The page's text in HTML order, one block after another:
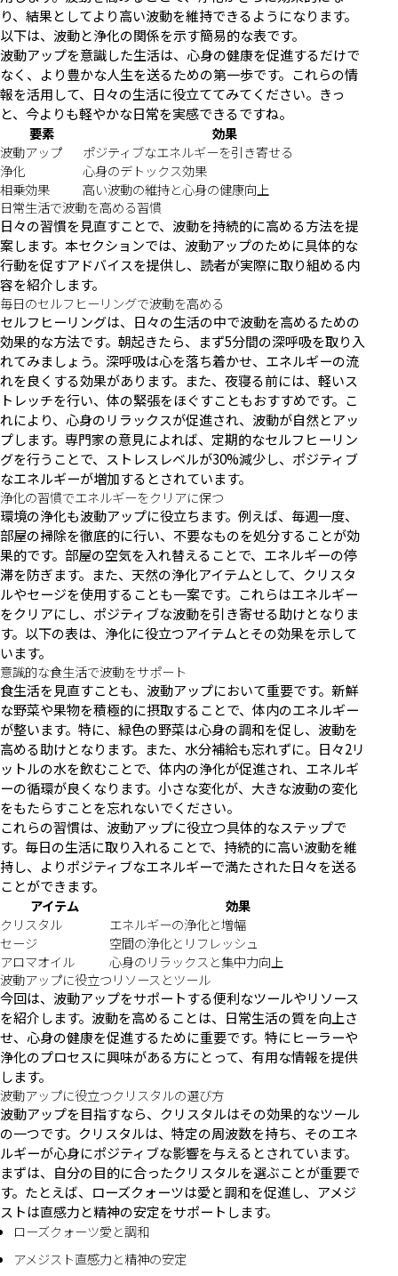
り、結果としてより高い波動を維持できるようになります。
以下は、波動と浄化の関係を示す簡易的な表です。
波動アップを意識した生活は、心身の健康を促進するだけで
なく、より豊かな人生を送るための第一歩です。これらの情
報を活用して、日々の生活に役立ててみてください。きっ
と、今よりも軽やかな日常を実感できるですね。
要素
効果
波動アップ
ポジティブなエネルギーを引き寄せる
浄化
心身のデトックス効果
相乗効果
高い波動の維持と心身の健康向上
日常生活で波動を高める習慣
日々の習慣を見直すことで、波動を持続的に高める方法を提
案します。本セクションでは、波動アップのために具体的な
行動を促すアドバイスを提供し、読者が実際に取り組める内
容を紹介します。
毎日のセルフヒーリングで波動を高める
セルフヒーリングは、日々の生活の中で波動を高めるための
効果的な方法です。朝起きたら、まず5分間の深呼吸を取り入
れてみましょう。深呼吸は心を落ち着かせ、エネルギーの流
れを良くする効果があります。また、夜寝る前には、軽いス
トレッチを行い、体の緊張をほぐすこともおすすめです。こ
れにより、心身のリラックスが促進され、波動が自然とアッ
プします。専門家の意見によれば、定期的なセルフヒーリン
グを行うことで、ストレスレベルが30%減少し、ポジティブ
なエネルギーが増加するとされています。
浄化の習慣でエネルギーをクリアに保つ
環境の浄化も波動アップに役立ちます。例えば、毎週一度、
部屋の掃除を徹底的に行い、不要なものを処分することが効
果的です。部屋の空気を入れ替えることで、エネルギーの停
滞を防ぎます。また、天然の浄化アイテムとして、クリスタ
ルやセージを使用することも一案です。これらはエネルギー
をクリアにし、ポジティブな波動を引き寄せる助けとなりま
す。以下の表は、浄化に役立つアイテムとその効果を示して
います。
意識的な食生活で波動をサポート
食生活を見直すことも、波動アップにおいて重要です。新鮮
な野菜や果物を積極的に摂取することで、体内のエネルギー
が整います。特に、緑色の野菜は心身の調和を促し、波動を
高める助けとなります。また、水分補給も忘れずに。日々2リ
ットルの水を飲むことで、体内の浄化が促進され、エネルギ
ーの循環が良くなります。小さな変化が、大きな波動の変化
をもたらすことを忘れないでください。
これらの習慣は、波動アップに役立つ具体的なステップで
す。毎日の生活に取り入れることで、持続的に高い波動を維
持し、よりポジティブなエネルギーで満たされた日々を送る
ことができます。
アイテム
効果
クリスタル
エネルギーの浄化と増幅
セージ
空間の浄化とリフレッシュ
アロマオイル
心身のリラックスと集中力向上
波動アップに役立つリソースとツール
今回は、波動アップをサポートする便利なツールやリソース
を紹介します。波動を高めることは、日常生活の質を向上さ
せ、心身の健康を促進するために重要です。特にヒーラーや
浄化のプロセスに興味がある方にとって、有用な情報を提供
します。
波動アップに役立つクリスタルの選び方
波動アップを目指すなら、クリスタルはその効果的なツール
の一つです。クリスタルは、特定の周波数を持ち、そのエネ
ルギーが心身にポジティブな影響を与えるとされています。
まずは、自分の目的に合ったクリスタルを選ぶことが重要で
す。たとえば、ローズクォーツは愛と調和を促進し、アメジ
ストは直感力と精神の安定をサポートします。
ローズクォーツ愛と調和
アメジスト直感力と精神の安定